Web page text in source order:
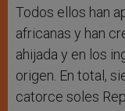
Todos ellos han
africanas y han
ahijada y en los
origen. En total,
catorce soles